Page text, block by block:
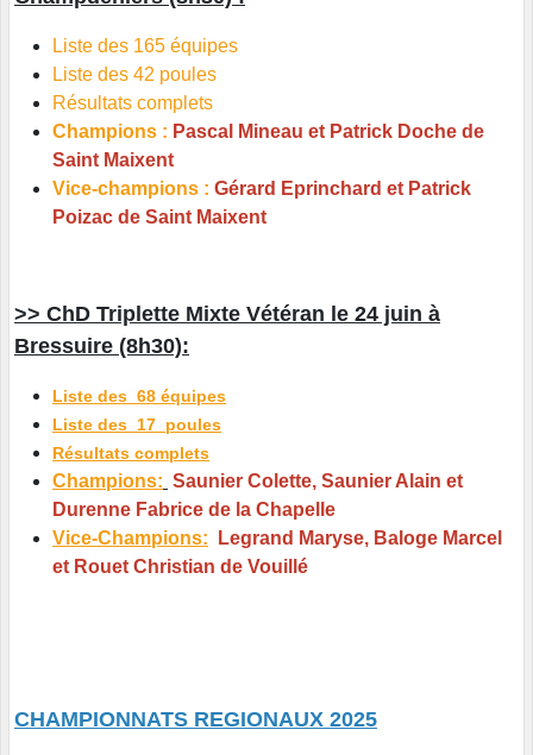
Liste des 165 équipes
Liste des 42 poules
Résultats complets
Champions : Pascal Mineau et Patrick Doche de
Saint Maixent
Vice-champions : Gérard Eprinchard et Patrick
Poizac de Saint Maixent
>> ChD Triplette Mixte Vétéran le 24 juin à
Bressuire (8h30):
Liste des 68 équipes
Liste des 17 poules
Résultats complets
Champions: Saunier Colette, Saunier Alain et
Durenne Fabrice de la Chapelle
Vice-Champions:
Legrand Maryse, Baloge Marcel
et Rouet Christian de Vouillé
CHAMPIONNATS REGIONAUX 2025